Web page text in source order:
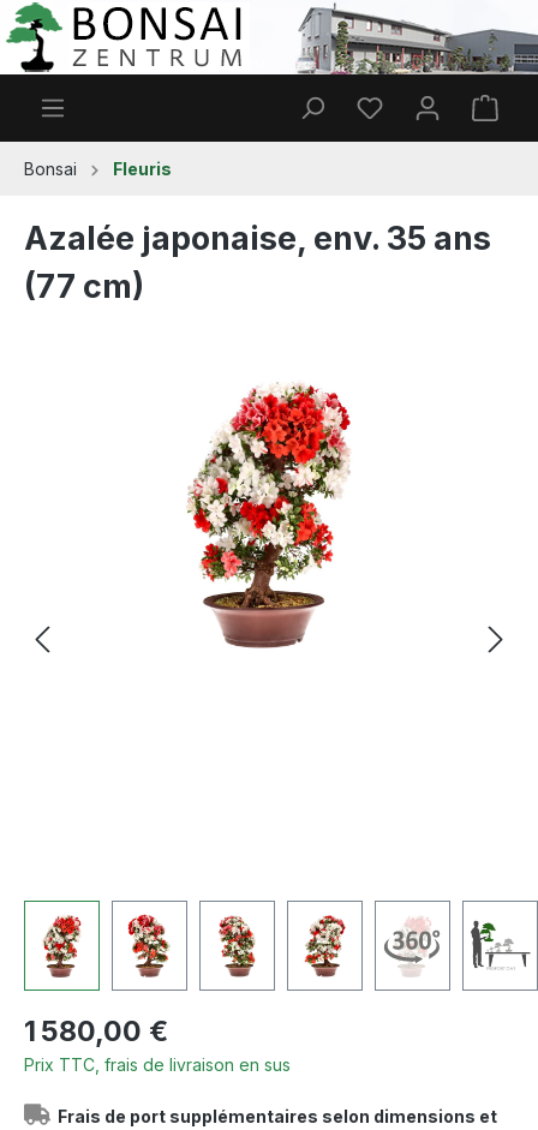
Passer au contenu principal
Vous avez 0 Le
Bonsai Fleuris
Azalée japonaise, env. 35 ans
(77 cm)
Prix régulier :
1 580,00 €
Prix TTC, frais de livraison en sus
Frais de port supplémentaires selon dimensions et